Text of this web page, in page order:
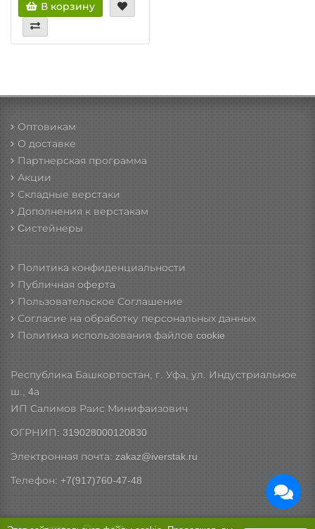
В корзину
Оптовикам
О доставке
Партнерская программа
Акции
Складные верстаки
Дополнения к верстакам
Cистейнеры
Политика конфиденциальности
Публичная оферта
Пользовательское Соглашение
Согласие на обработку персональных данных
Политика использования файлов cookie
Республика Башкортостан, г. Уфа, ул. Индустриальное
ш., 4а
ИП Салимов Раис Минифаизович
ОГРНИП: 319028000120830
Электронная почта: zakaz@iverstak.ru
Телефон: +7(917)760-47-48